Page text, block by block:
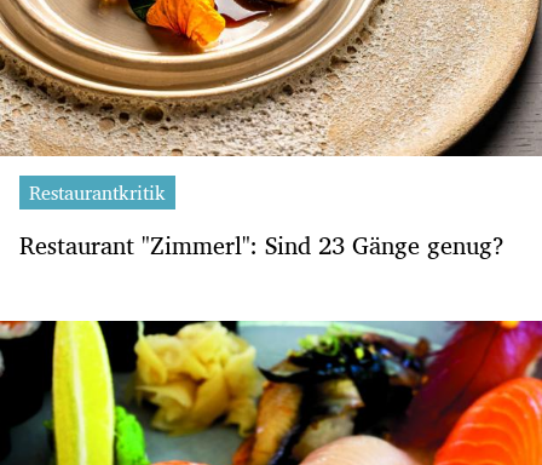
Restaurantkritik
Restaurant "Zimmerl": Sind 23 Gänge genug?